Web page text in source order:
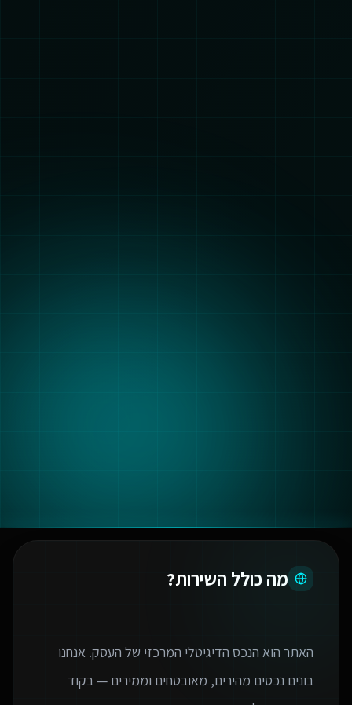
מה כולל השירות?
האתר הוא הנכס הדיגיטלי המרכזי של העסק. אנחנו
בונים נכסים מהירים, מאובטחים וממירים — בקוד